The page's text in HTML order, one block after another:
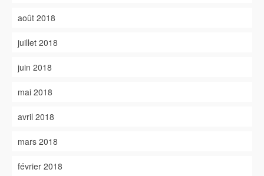
août 2018
juillet 2018
juin 2018
mai 2018
avril 2018
mars 2018
février 2018